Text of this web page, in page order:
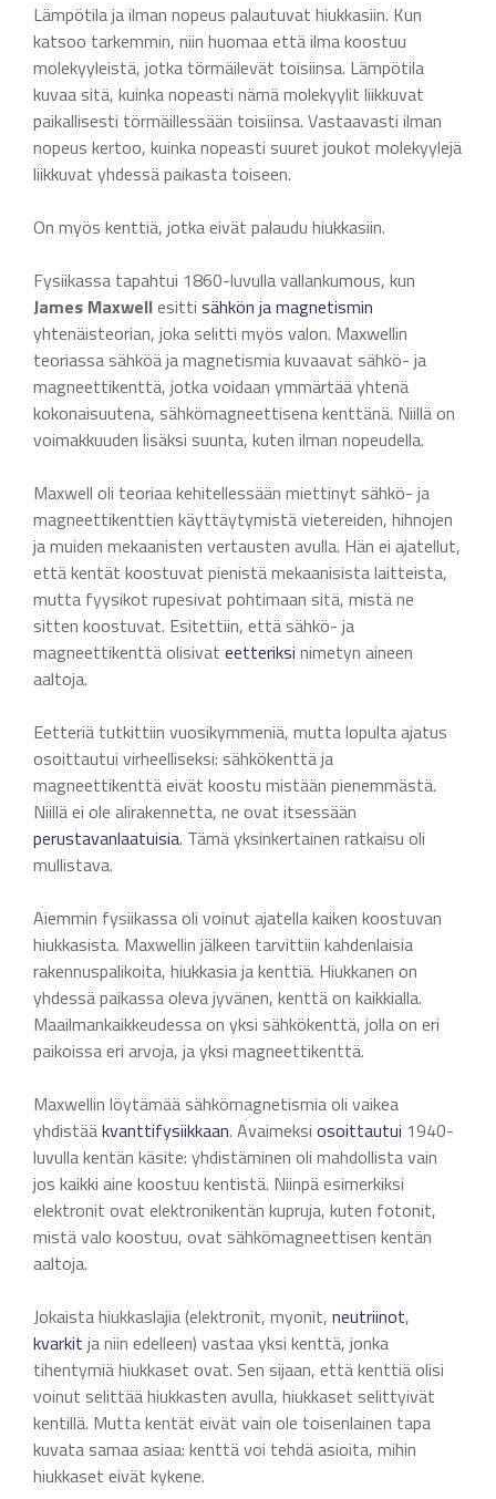
Lämpötila ja ilman nopeus palautuvat hiukkasiin. Kun
katsoo tarkemmin, niin huomaa että ilma koostuu
molekyyleistä, jotka törmäilevät toisiinsa. Lämpötila
kuvaa sitä, kuinka nopeasti nämä molekyylit liikkuvat
paikallisesti törmäillessään toisiinsa. Vastaavasti ilman
nopeus kertoo, kuinka nopeasti suuret joukot molekyylejä
liikkuvat yhdessä paikasta toiseen.
On myös kenttiä, jotka eivät palaudu hiukkasiin.
Fysiikassa tapahtui 1860-luvulla vallankumous, kun
James Maxwellesitti sähkön ja magnetismin
yhtenäisteorian, joka selitti myös valon. Maxwellin
teoriassa sähköä ja magnetismia kuvaavat sähkö- ja
magneettikenttä, jotka voidaan ymmärtää yhtenä
kokonaisuutena, sähkömagneettisena kenttänä. Niillä on
voimakkuuden lisäksi suunta, kuten ilman nopeudella.
Maxwell oli teoriaa kehitellessään miettinyt sähkö- ja
magneettikenttien käyttäytymistä vietereiden, hihnojen
ja muiden mekaanisten vertausten avulla. Hän ei ajatellut,
että kentät koostuvat pienistä mekaanisista laitteista,
mutta fyysikot rupesivat pohtimaan sitä, mistä ne
sitten koostuvat. Esitettiin, että sähkö- ja
magneettikenttä olisivat eetteriksi nimetyn aineen
aaltoja.
Eetteriä tutkittiin vuosikymmeniä, mutta lopulta ajatus
osoittautui virheelliseksi: sähkökenttä ja
magneettikenttä eivät koostu mistään pienemmästä.
Niillä ei ole alirakennetta, ne ovat itsessään
perustavanlaatuisia. Tämä yksinkertainen ratkaisu oli
mullistava.
Aiemmin fysiikassa oli voinut ajatella kaiken koostuvan
hiukkasista. Maxwellin jälkeen tarvittiin kahdenlaisia
rakennuspalikoita, hiukkasia ja kenttiä. Hiukkanen on
yhdessä paikassa oleva jyvänen, kenttä on kaikkialla.
Maailmankaikkeudessa on yksi sähkökenttä, jolla on eri
paikoissa eri arvoja, ja yksi magneettikenttä.
Maxwellin löytämää sähkömagnetismia oli vaikea
yhdistääkvanttifysiikkaan. Avaimeksi osoittautui 1940-
luvulla kentän käsite: yhdistäminen oli mahdollista vain
jos kaikki aine koostuu kentistä. Niinpä esimerkiksi
elektronit ovat elektronikentän kupruja, kuten fotonit,
mistä valo koostuu, ovat sähkömagneettisen kentän
aaltoja.
Jokaista hiukkaslajia (elektronit, myonit, neutriinot,
kvarkit ja niin edelleen) vastaa yksi kenttä, jonka
tihentymiä hiukkaset ovat. Sen sijaan, että kenttiä olisi
voinut selittää hiukkasten avulla, hiukkaset selittyivät
kentillä. Mutta kentät eivät vain ole toisenlainen tapa
kuvata samaa asiaa: kenttä voi tehdä asioita, mihin
hiukkaset eivät kykene.